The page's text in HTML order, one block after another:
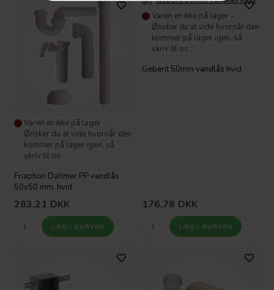
Varen er ikke på lager -
Ønsker du at vide hvornår den
kommer på lager igen, så
skriv til os
Friaphon Dallmer PP vandlås
50x50 mm, hvid
283,21 DKK
Varen er ikke på lager -
Ønsker du at vide hvornår den
kommer på lager igen, så
skriv til os
Geberit 50mm vandlås hvid
176,78 DKK